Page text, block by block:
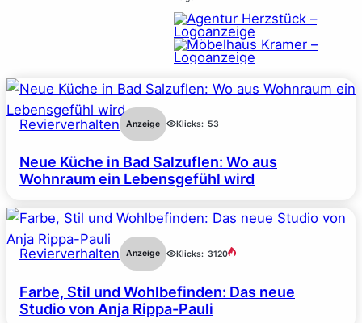
Revierverhalten Anzeige Klicks: 53
Neue Küche in Bad Salzuflen: Wo aus
Wohnraum ein Lebensgefühl wird
Revierverhalten Anzeige Klicks: 3120
Farbe, Stil und Wohlbefinden: Das neue
Studio von Anja Rippa-Pauli